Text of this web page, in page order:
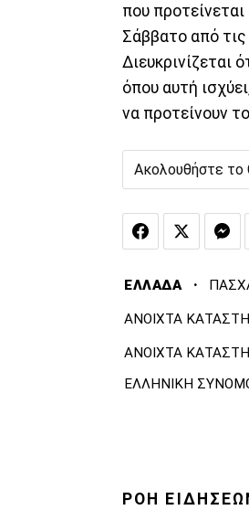
που
Σάββατο από
Διευκρινίζεται
όπου αυτή
να προτείνουν
Ακολουθήστε το
ΕΛΛΑΔΑ ·
ΑΝΟΙΧΤΑ
ΑΝΟΙΧΤΑ
ΕΛΛΗΝΙΚΗ
ΡΟΗ